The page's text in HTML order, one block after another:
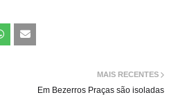
MAIS RECENTES
Em Bezerros Praças são isoladas